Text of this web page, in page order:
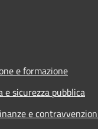
e formazione
e sicurezza pubblica
e